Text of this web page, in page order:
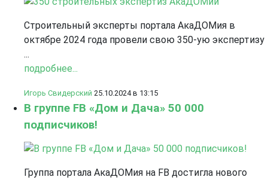
Строительный эксперты портала АкаДОМия в
октябре 2024 года провели свою 350-ую экспертизу
...
подробнее...
Игорь Свидерский 25.10.2024 в 13:15
В группе FB «Дом и Дача» 50 000
подписчиков!
Группа портала АкаДОМия на FB достигла нового